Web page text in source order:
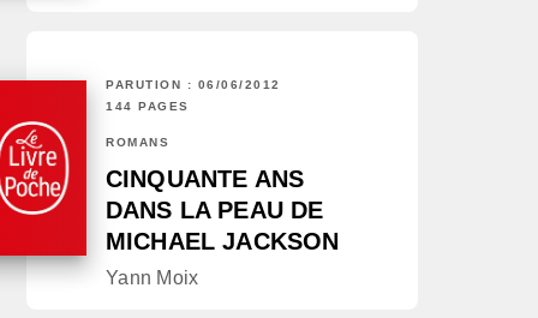
PARUTION : 06/06/2012
144 PAGES
ROMANS
CINQUANTE ANS
DANS LA PEAU DE
MICHAEL JACKSON
Yann Moix